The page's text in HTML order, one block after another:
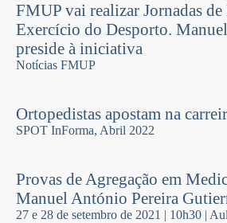
FMUP vai realizar Jornadas
Exercício do Desporto.
preside à iniciativa
Notí­cias FMUP
Ortopedistas apostam na
SPOT InForma, Abril 2022
Provas de Agregação em
Manuel António Pereira
27 e 28 de setembro de 2021 | 10h30 |